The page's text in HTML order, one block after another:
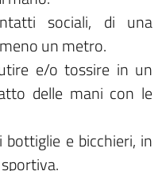
sociali, di una
un metro.
e/o tossire in un
delle mani con le
e bicchieri, in